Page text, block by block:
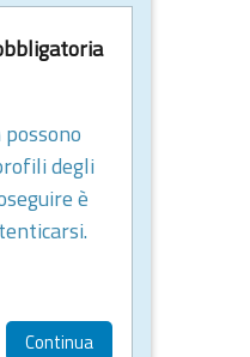
degli
è
Continua